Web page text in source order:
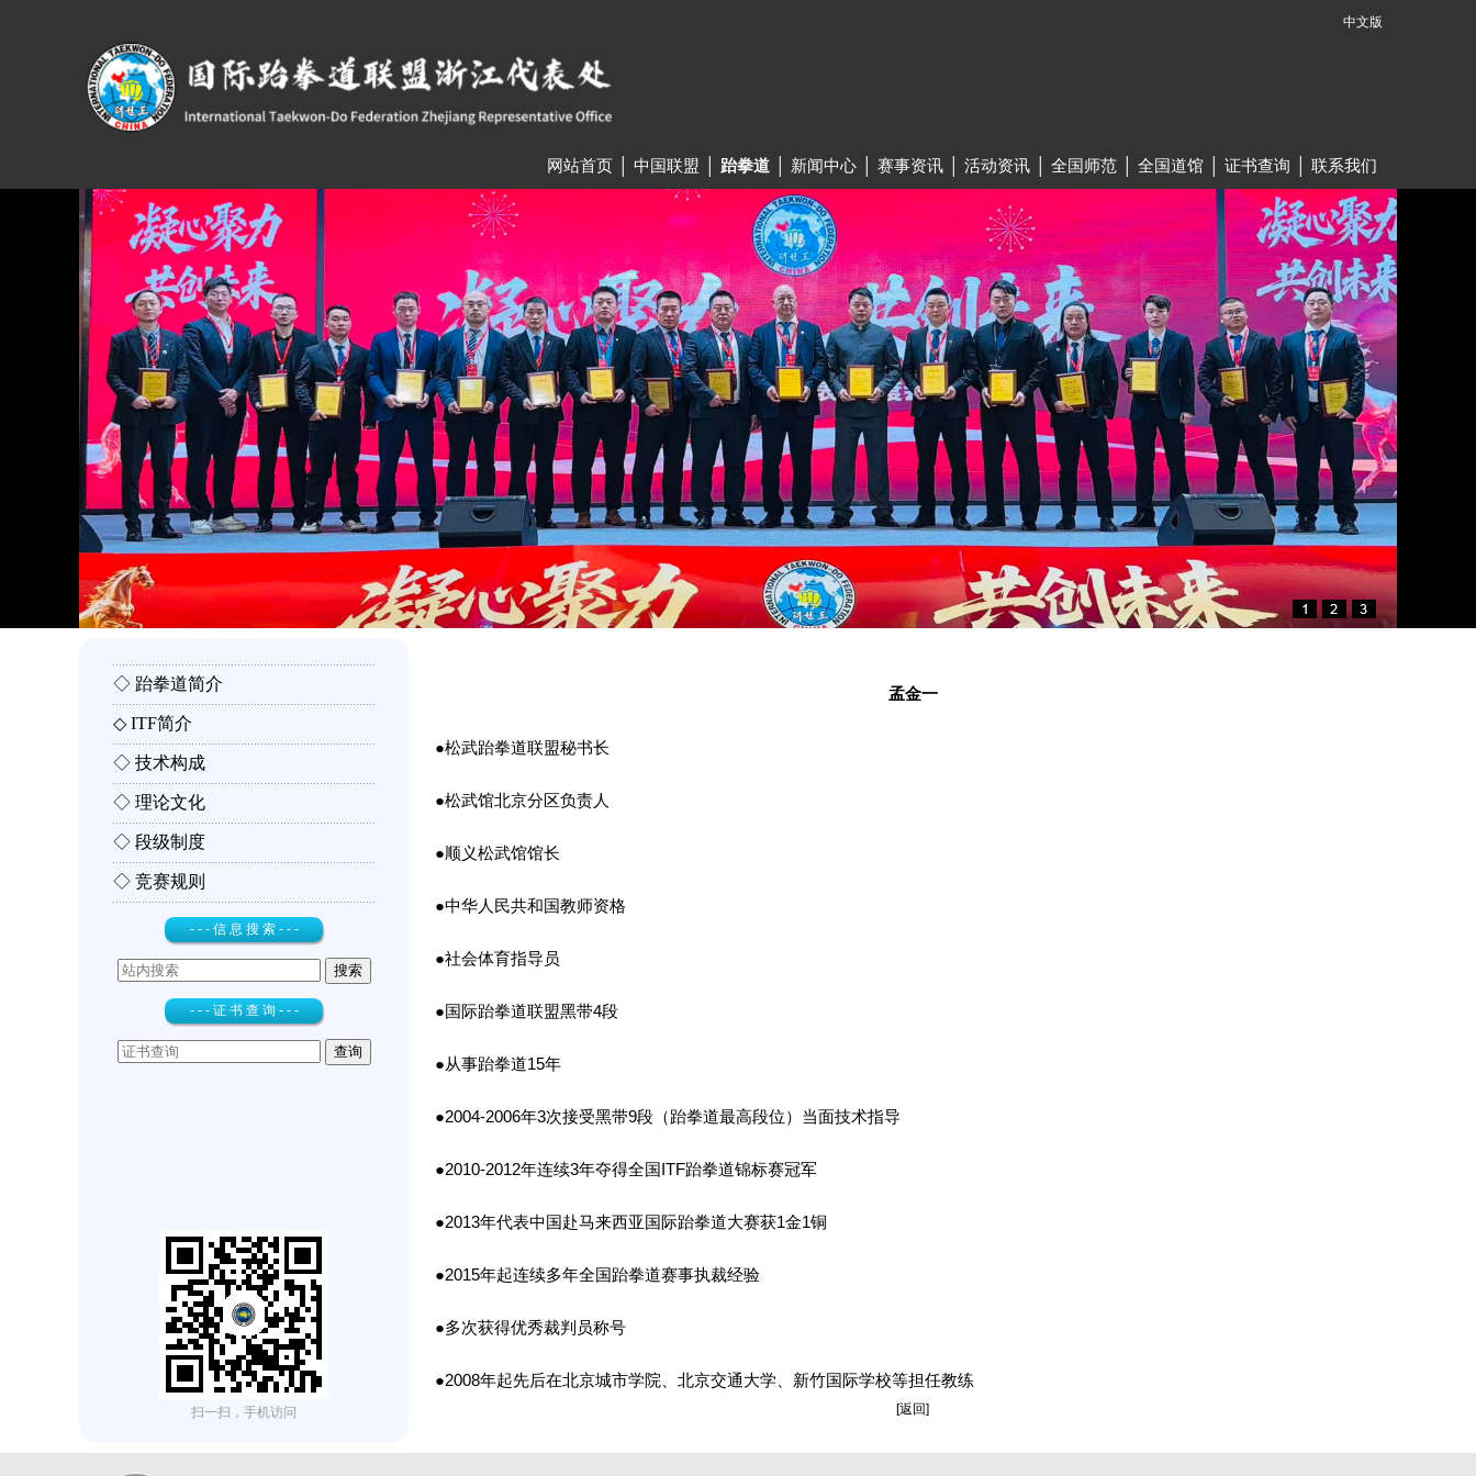
中文版
网站首页 中国联盟 跆拳道 新闻中心 赛事资讯 活动资讯 全国师范 全国道馆 证书查询 联系我们
◇ 跆拳道简介
◇ ITF简介
◇ 技术构成
◇ 理论文化
◇ 段级制度
◇ 竞赛规则
- - - 信 息 搜 索 - - -
- - - 证 书 查 询 - - -
孟金一
●松武跆拳道联盟秘书长
●松武馆北京分区负责人
●顺义松武馆馆长
●中华人民共和国教师资格
●社会体育指导员
●国际跆拳道联盟黑带4段
●从事跆拳道15年
●2004-2006年3次接受黑带9段（跆拳道最高段位）当面技术指导
●2010-2012年连续3年夺得全国ITF跆拳道锦标赛冠军
●2013年代表中国赴马来西亚国际跆拳道大赛获1金1铜
●2015年起连续多年全国跆拳道赛事执裁经验
●多次获得优秀裁判员称号
●2008年起先后在北京城市学院、北京交通大学、新竹国际学校等担任教练
[返回]
扫一扫，手机访问